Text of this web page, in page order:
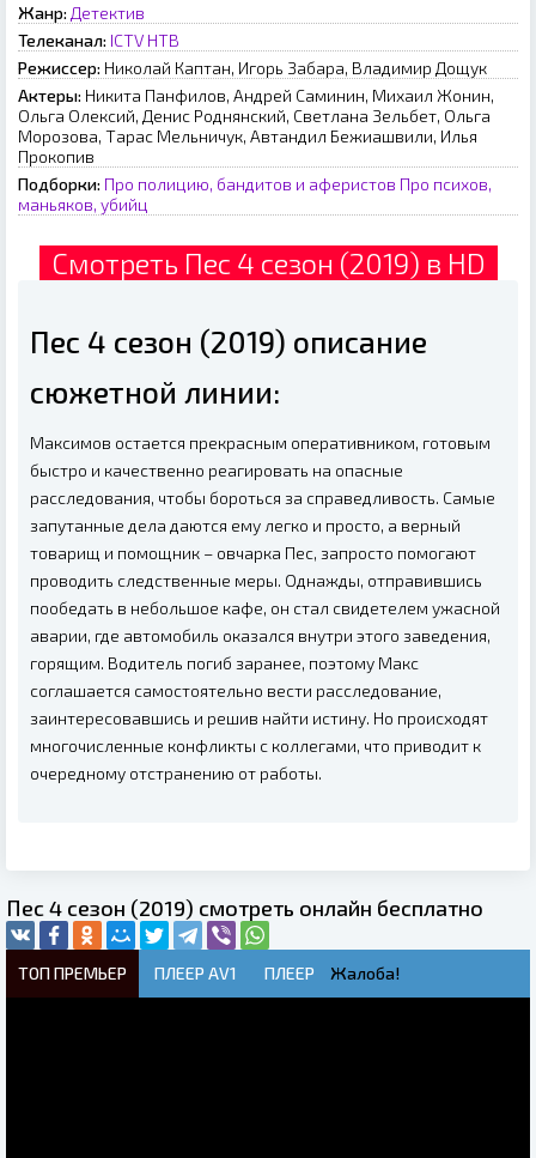
Жанр: Детектив
Телеканал: ICTV НТВ
Режиссер: Николай Каптан, Игорь Забара, Владимир Дощук
Актеры: Никита Панфилов, Андрей Саминин, Михаил Жонин,
Ольга Олексий, Денис Роднянский, Светлана Зельбет, Ольга
Морозова, Тарас Мельничук, Автандил Бежиашвили, Илья
Прокопив
Подборки: Про полицию, бандитов и аферистов Про психов,
маньяков, убийц
Смотреть Пес 4 сезон (2019) в HD
Пес 4 сезон (2019) описание
сюжетной линии:
Максимов остается прекрасным оперативником, готовым
быстро и качественно реагировать на опасные
расследования, чтобы бороться за справедливость. Самые
запутанные дела даются ему легко и просто, а верный
товарищ и помощник – овчарка Пес, запросто помогают
проводить следственные меры. Однажды, отправившись
пообедать в небольшое кафе, он стал свидетелем ужасной
аварии, где автомобиль оказался внутри этого заведения,
горящим. Водитель погиб заранее, поэтому Макс
соглашается самостоятельно вести расследование,
заинтересовавшись и решив найти истину. Но происходят
многочисленные конфликты с коллегами, что приводит к
очередному отстранению от работы.
Пес 4 сезон (2019) смотреть онлайн бесплатно
ТОП ПРЕМЬЕР ПЛЕЕР AV1 ПЛЕЕР Жалоба!